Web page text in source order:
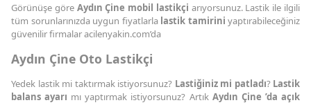
Görünüşe göreAydın Çine mobil lastikçi arıyorsunuz. Lastik ile ilgili
tüm sorunlarınızda uygun fiyatlarla lastik tamirini yaptırabileceğiniz
güvenilir firmalar acilenyakin.com’da
Aydın Çine Oto Lastikçi
Yedek lastik mi taktırmak istiyorsunuz? Lastiğiniz mi patladı? Lastik
balans ayarı mı yaptırmak istiyorsunuz? Artık Aydın Çine ’da açık